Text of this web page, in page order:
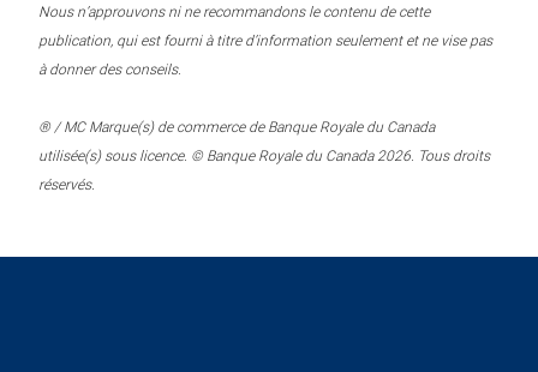
Nous n’approuvons ni ne recommandons le contenu de cette
publication, qui est fourni à titre d’information seulement et ne vise pas
à donner des conseils.
® / MC Marque(s) de commerce de Banque Royale du Canada
utilisée(s) sous licence. © Banque Royale du Canada 2026. Tous droits
réservés.